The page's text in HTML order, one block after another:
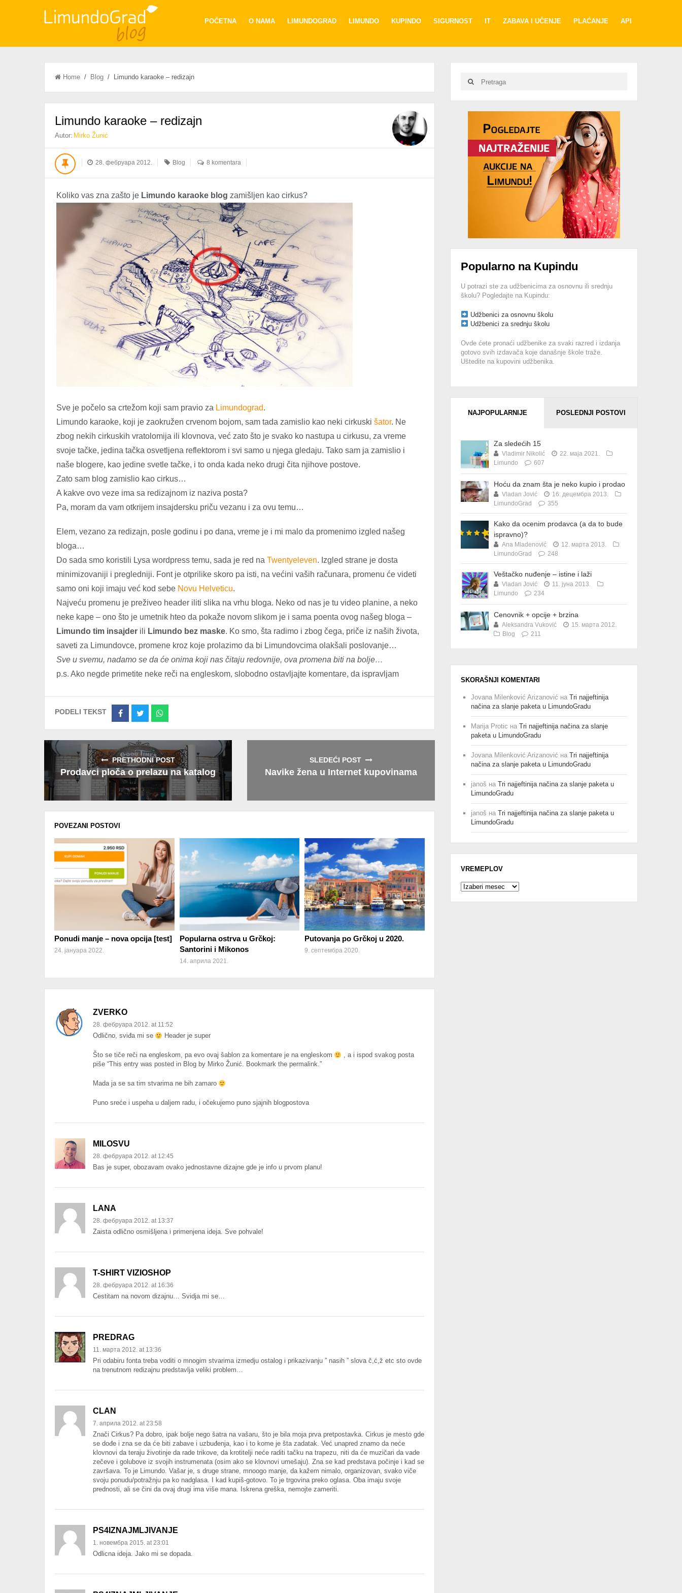
POČETNA O NAMA LIMUNDOGRAD LIMUNDO KUPINDO SIGURNOST IT ZABAVA I UČENJE PLAĆANJE API
Home / Blog / Limundo karaoke – redizajn
Limundo karaoke – redizajn
Autor: Mirko Žunić
28. фебруара 2012. Blog 8 komentara
Koliko vas zna zašto je Limundo karaoke blog zamišljen kao cirkus?
Sve je počelo sa crtežom koji sam pravio za Limundograd.
Limundo karaoke, koji je zaokružen crvenom bojom, sam tada zamislio kao neki cirkuskišator. Ne
zbog nekih cirkuskih vratolomija ili klovnova, već zato što je svako ko nastupa u cirkusu, za vreme
svoje tačke, jedina tačka osvetljena reflektorom i svi samo u njega gledaju. Tako sam ja zamislio i
naše blogere, kao jedine svetle tačke, i to onda kada neko drugi čita njihove postove.
Zato sam blog zamislio kao cirkus…
A kakve ovo veze ima sa redizajnom iz naziva posta?
Pa, moram da vam otkrijem insajdersku priču vezanu i za ovu temu…
Elem, vezano za redizajn, posle godinu i po dana, vreme je i mi malo da promenimo izgled našeg
bloga…
Do sada smo koristili Lysa wordpress temu, sada je red naTwentyeleven. Izgled strane je dosta
minimizovaniji i pregledniji. Font je otprilike skoro pa isti, na većini vaših računara, promenu će videti
samo oni koji imaju već kod sebe Novu Helveticu.
Najveću promenu je preživeo header iliti slika na vrhu bloga. Neko od nas je tu video planine, a neko
neke kape – ono što je umetnik hteo da pokaže novom slikom je i sama poenta ovog našeg bloga –
Limundo tim insajder ili Limundo bez maske. Ko smo, šta radimo i zbog čega, priče iz naših života,
saveti za Limundovce, promene kroz koje prolazimo da bi Limundovcima olakšali poslovanje…
Sve u svemu, nadamo se da će onima koji nas čitaju redovnije, ova promena biti na bolje…
p.s. Ako negde primetite neke reči na engleskom, slobodno ostavljajte komentare, da ispravljam
PODELI TEKST
Share
Facebook
Share
TwitterWhatsapp
PRETHODNI POST
Prodavci ploča o prelazu na katalog
SLEDEĆI POST
Navike žena u Internet kupovinama
POVEZANI POSTOVI
Ponudi manje – nova opcija [test]
24. јануара 2022.
Popularna ostrva u Grčkoj:
Santorini i Mikonos
14. априла 2021.
Putovanja po Grčkoj u 2020.
9. септембра 2020.
ZVERKO
28. фебруара 2012. at 11:52
Odlično, sviđa mi se Header je super
Što se tiče reči na engleskom, pa evo ovaj šablon za komentare je na engleskom
, a i ispod svakog posta
piše “This entry was posted in Blog by Mirko Žunić. Bookmark the permalink.”
Mada ja se sa tim stvarima ne bih zamaro
Puno sreće i uspeha u daljem radu, i očekujemo puno sjajnih blogpostova
MILOSVU
28. фебруара 2012. at 12:45
Bas je super, obozavam ovako jednostavne dizajne gde je info u prvom planu!
LANA
28. фебруара 2012. at 13:37
Zaista odlično osmišljena i primenjena ideja. Sve pohvale!
T-SHIRT VIZIOSHOP
28. фебруара 2012. at 16:36
Cestitam na novom dizajnu… Svidja mi se…
PREDRAG
11. марта 2012. at 13:36
Pri odabiru fonta treba voditi o mnogim stvarima izmedju ostalog i prikazivanju ” nasih ” slova č,ć,ž etc sto ovde
na trenutnom redizajnu predstavlja veliki problem…
CLAN
7. априла 2012. at 23:58
Znači Cirkus? Pa dobro, ipak bolje nego šatra na vašaru, što je bila moja prva pretpostavka. Cirkus je mesto gde
se dođe i zna se da će biti zabave i uzbuđenja, kao i to kome je šta zadatak. Već unapred znamo da neće
klovnovi da teraju životinje da rade trikove, da krotitelji neće raditi tačku na trapezu, niti da će muzičari da vade
zečeve i golubove iz svojih instrumenata (osim ako se klovnovi umešaju). Zna se kad predstava počinje i kad se
završava. To je Limundo. Vašar je, s druge strane, mnoogo manje, da kažem nimalo, organizovan, svako viče
svoju ponudu/potražnju pa ko nadglasa. I kad kupiš-gotovo. To je trgovina preko oglasa. Oba imaju svoje
prednosti, ali se čini da ovaj drugi ima više mana. Iskrena greška, nemojte zameriti.
PS4IZNAJMLJIVANJE
1. новембра 2015. at 23:01
Odlicna ideja. Jako mi se dopada.
for:
Search
Popularno na Kupindu
U potrazi ste za udžbenicima za osnovnu ili srednju
školu? Pogledajte na Kupindu:
Udžbenici za osnovnu školu
Udžbenici za srednju školu
Ovde ćete pronaći udžbenike za svaki razred i izdanja
gotovo svih izdavača koje današnje škole traže.
Uštedite na kupovini udžbenika.
NAJPOPULARNIJE POSLEDNJI POSTOVI
Za sledećih 15
Vladimir Nikolić
22. маја 2021.
Limundo
607
Hoću da znam šta je neko kupio i prodao
Vladan Jović
16. децембра 2013.
LimundoGrad
355
Kako da ocenim prodavca (a da to bude
ispravno)?
Ana Mladenović
12. марта 2013.
LimundoGrad
248
Veštačko nuđenje – istine i laži
Vladan Jović
11. јуна 2013.
Limundo
234
Cenovnik + opcije + brzina
Aleksandra Vuković
15. марта 2012.
Blog
211
SKORAŠNJI KOMENTARI
Jovana Milenković Arizanović наTri najjeftinija
načina za slanje paketa u LimundoGradu
Marija Protic наTri najjeftinija načina za slanje
paketa u LimundoGradu
Jovana Milenković Arizanović наTri najjeftinija
načina za slanje paketa u LimundoGradu
janoš наTri najjeftinija načina za slanje paketa u
LimundoGradu
janoš наTri najjeftinija načina za slanje paketa u
LimundoGradu
VREMEPLOV
Vremeplov